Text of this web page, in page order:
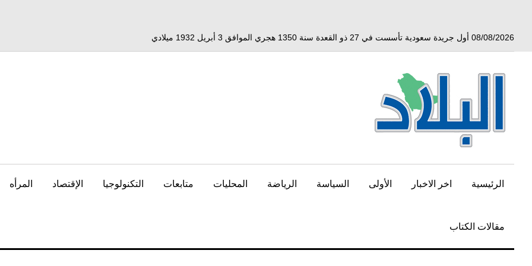
08/08/2026 أول جريدة سعودية تأسست في 27 ذو القعدة سنة 1350 هجري الموافق 3 أبريل 1932 ميلادي
الرئيسية اخر الاخبار الأولى السياسة الرياضة المحليات متابعات التكنولوجيا الإقتصاد المرأه
مقالات الكتاب